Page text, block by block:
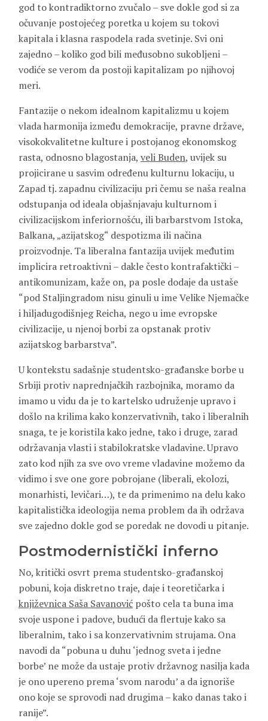
god to kontradiktorno zvučalo – sve dokle god si za
očuvanje postojećeg poretka u kojem su tokovi
kapitala i klasna raspodela rada svetinje. Svi oni
zajedno – koliko god bili međusobno sukobljeni –
vodiće se verom da postoji kapitalizam po njihovoj
meri.
Fantazije o nekom idealnom kapitalizmu u kojem
vlada harmonija između demokracije, pravne države,
visokokvalitetne kulture i postojanog ekonomskog
rasta, odnosno blagostanja, veli Buden, uvijek su
projicirane u sasvim određenu kulturnu lokaciju, u
Zapad tj. zapadnu civilizaciju pri čemu se naša realna
odstupanja od ideala objašnjavaju kulturnom i
civilizacijskom inferiornošću, ili barbarstvom Istoka,
Balkana, „azijatskog“ despotizma ili načina
proizvodnje. Ta liberalna fantazija uvijek međutim
implicira retroaktivni – dakle često kontrafaktički –
antikomunizam, kaže on, pa posle dodaje da ustaše
“pod Staljingradom nisu ginuli u ime Velike Njemačke
i hiljadugodišnjeg Reicha, nego u ime evropske
civilizacije, u njenoj borbi za opstanak protiv
azijatskog barbarstva”.
U kontekstu sadašnje studentsko-građanske borbe u
Srbiji protiv naprednjačkih razbojnika, moramo da
imamo u vidu da je to kartelsko udruženje upravo i
došlo na krilima kako konzervativnih, tako i liberalnih
snaga, te je koristila kako jedne, tako i druge, zarad
održavanja vlasti i stabilokratske vladavine. Upravo
zato kod njih za sve ovo vreme vladavine možemo da
vidimo i sve one gore pobrojane (liberali, ekolozi,
monarhisti, levičari…), te da primenimo na delu kako
kapitalistička ideologija nema problem da ih održava
sve zajedno dokle god se poredak ne dovodi u pitanje.
Postmodernistički inferno
No, kritički osvrt prema studentsko-građanskoj
pobuni, koja diskretno traje, daje i teoretičarka i
književnica Saša Savanović pošto cela ta buna ima
svoje uspone i padove, budući da flertuje kako sa
liberalnim, tako i sa konzervativnim strujama. Ona
navodi da “pobuna u duhu ‘jednog sveta i jedne
borbe’ ne može da ustaje protiv državnog nasilja kada
je ono upereno prema ‘svom narodu’ a da ignoriše
ono koje se sprovodi nad drugima – kako danas tako i
ranije”.